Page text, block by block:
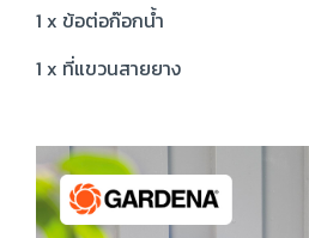
1 x ข้อต่อก๊อกน้ำ
1 x ที่แขวนสายยาง